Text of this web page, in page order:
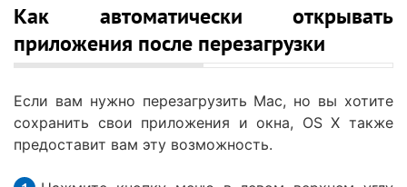
Как автоматически открывать
приложения после перезагрузки
Если вам нужно перезагрузить Mac, но вы хотите
сохранить свои приложения и окна, OS X также
предоставит вам эту возможность.